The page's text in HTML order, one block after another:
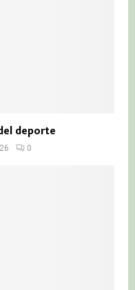
deporte
0